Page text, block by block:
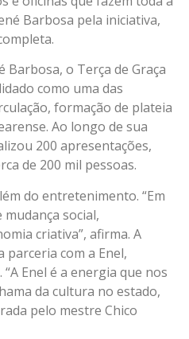
Barbosa pela iniciativa,
o Terça de Graça
como uma das
formação de plateia
Ao longo de sua
200 apresentações,
de 200 mil pessoas.
do entretenimento. “Em
social,
criativa”, afirma. A
com a Enel,
Enel é a energia que nos
da cultura no estado,
pelo mestre Chico